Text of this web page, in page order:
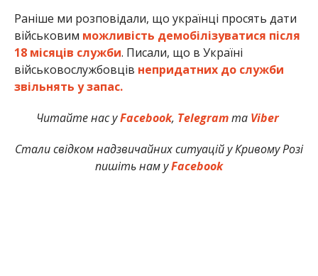
Раніше ми розповідали, що українці просять дати
військовим можливість демобілізуватися після
18 місяців служби. Писали, що в Україні
військовослужбовців непридатних до служби
звільнять у запас.
Читайте нас уFacebook, Telegramта Viber
Стали свідком надзвичайних ситуацій у Кривому Розі
пишіть нам уFacebook